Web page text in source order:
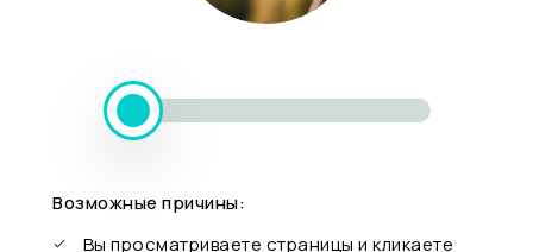
Возможные причины:
Вы просматриваете страницы и кликаете